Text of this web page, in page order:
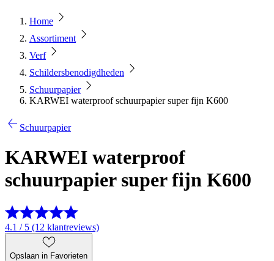
Home
Assortiment
Verf
Schildersbenodigdheden
Schuurpapier
KARWEI waterproof schuurpapier super fijn K600
Schuurpapier
KARWEI waterproof
schuurpapier super fijn K600
4.1 / 5 (12 klantreviews)
Opslaan in Favorieten